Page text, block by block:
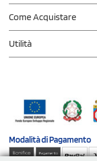
Come Acquistare
Utilità
Modalità diPagamento